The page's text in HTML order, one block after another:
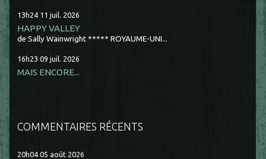
13h24 11 juil. 2026
HAPPY VALLEY
de Sally Wainwright ***** ROYAUME-UNI...
16h23 09 juil. 2026
MAIS ENCORE...
COMMENTAIRES RÉCENTS
20h04 05 août 2026